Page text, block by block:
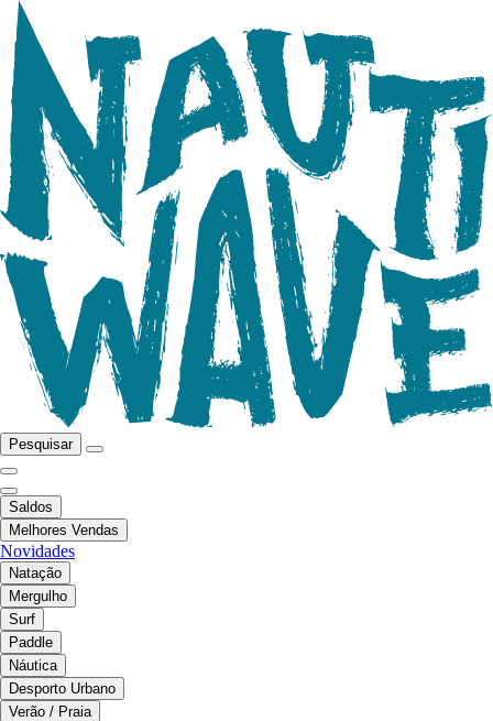
Pesquisar
Saldos
Melhores Vendas
Novidades
Natação
Mergulho
Surf
Paddle
Náutica
Desporto Urbano
Verão / Praia